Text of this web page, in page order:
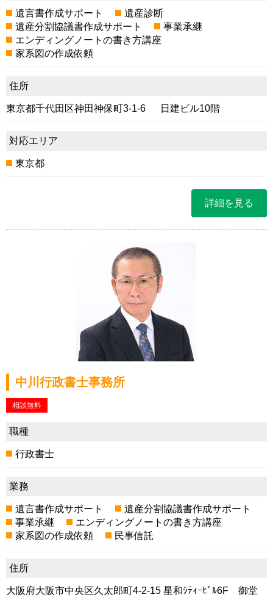
遺言書作成サポート
遺産診断
遺産分割協議書作成サポート
事業承継
エンディングノートの書き方講座
家系図の作成依頼
住所
東京都千代田区神田神保町3-1-6 日建ビル10階
対応エリア
東京都
詳細を見る
中川行政書士事務所
相談無料
職種
行政書士
業務
遺言書作成サポート
遺産分割協議書作成サポート
事業承継
エンディングノートの書き方講座
家系図の作成依頼
民事信託
住所
大阪府大阪市中央区久太郎町4-2-15 星和ｼﾃｨｰﾋﾞﾙ6F 御堂